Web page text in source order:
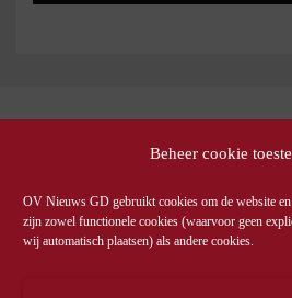
Beheer cookie
OV Nieuws GD gebruikt cookies om de website
zijn zowel functionele cookies (waarvoor geen
wij automatisch plaatsen) als andere cookies.